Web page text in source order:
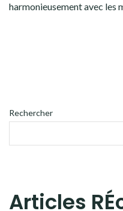
harmonieusement avec
Rechercher
Articles